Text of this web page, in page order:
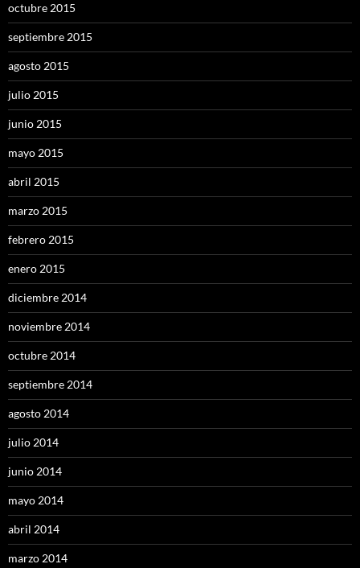
octubre 2015
septiembre 2015
agosto 2015
julio 2015
junio 2015
mayo 2015
abril 2015
marzo 2015
febrero 2015
enero 2015
diciembre 2014
noviembre 2014
octubre 2014
septiembre 2014
agosto 2014
julio 2014
junio 2014
mayo 2014
abril 2014
marzo 2014